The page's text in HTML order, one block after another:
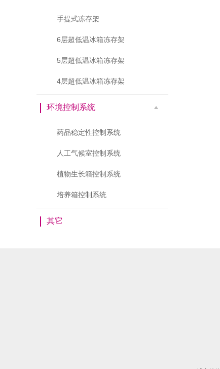
手提式冻存架
6层超低温冰箱冻存架
5层超低温冰箱冻存架
4层超低温冰箱冻存架
环境控制系统
药品稳定性控制系统
人工气候室控制系统
植物生长箱控制系统
培养箱控制系统
其它